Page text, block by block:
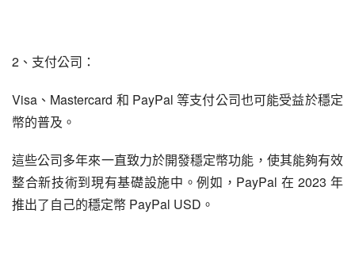
2、支付公司：
Visa、Mastercard 和 PayPal 等支付公司也可能受益於穩定
幣的普及。
這些公司多年來一直致力於開發穩定幣功能，使其能夠有效
整合新技術到現有基礎設施中。例如，PayPal 在 2023 年
推出了自己的穩定幣 PayPal USD。